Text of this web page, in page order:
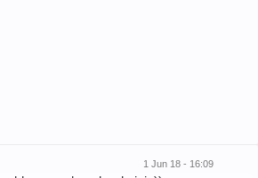
1 Jun 18 - 16:09